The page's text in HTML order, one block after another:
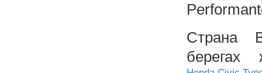
Страна
берегах